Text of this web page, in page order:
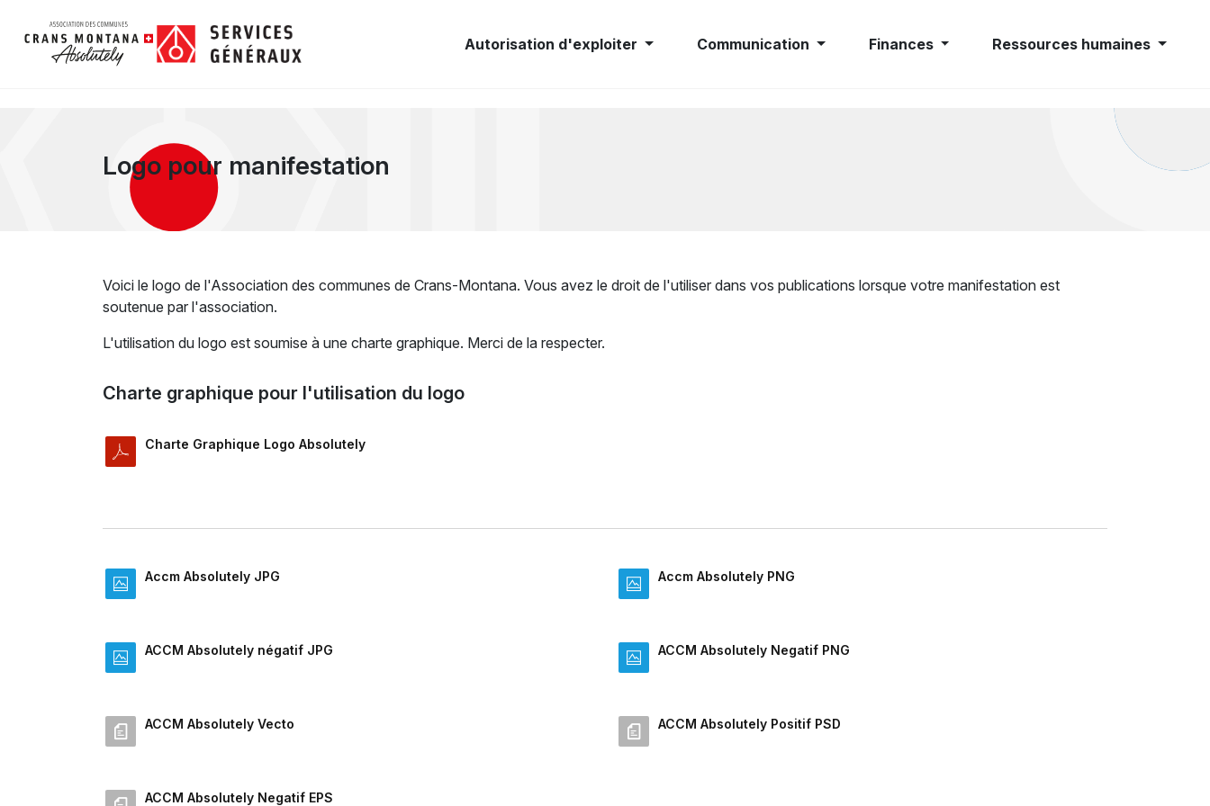
Autorisation d'exploiter Communication Finances Ressources humaines
Logo pour manifestation
Voici le logo de l'Association des communes de Crans-Montana. Vous avez le droit de l'utiliser dans vos publications lorsque votre manifestation est
soutenue par l'association.
L'utilisation du logo est soumise à une charte graphique. Merci de la respecter.
Charte graphique pour l'utilisation du logo
Charte Graphique Logo Absolutely
Accm Absolutely JPG Accm Absolutely PNG
ACCM Absolutely négatif JPG ACCM Absolutely Negatif PNG
ACCM Absolutely Vecto ACCM Absolutely Positif PSD
ACCM Absolutely Negatif EPS